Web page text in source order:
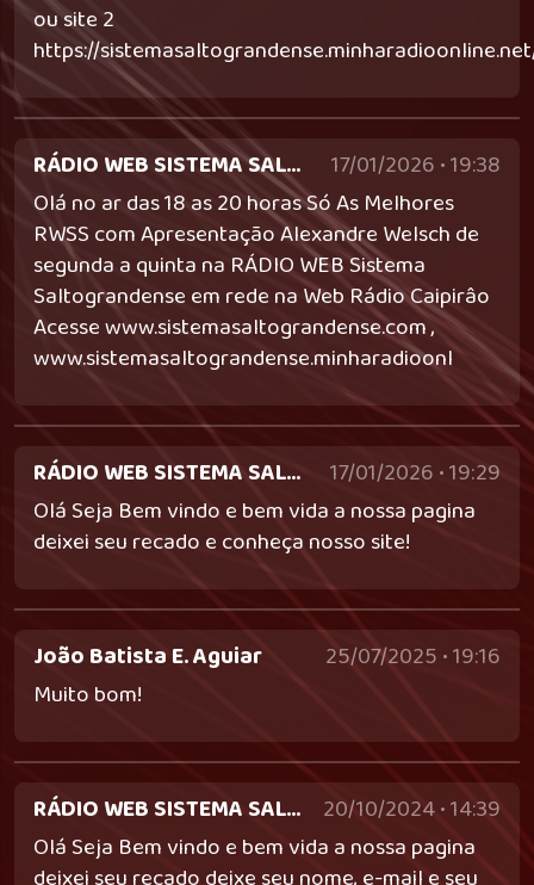
ou site 2
https://
RÁDIO WEB SISTEMA SALTOGRANDENSE
17/01/2026 • 19:38
Olá no ar das 18 as 20 horas Só As Melhores
RWSS com Apresentação Alexandre Welsch de
segunda a quinta na RÁDIO WEB Sistema
Saltograndense em rede na Web Rádio Caipirâo
Acesse www.sistemasaltograndense.com ,
www.sistemasaltograndense.minharadioonl
RÁDIO WEB SISTEMA SALTOGRANDENSE
17/01/2026 • 19:29
Olá Seja Bem vindo e bem vida a nossa pagina
deixei seu recado e conheça nosso site!
João Batista E. Aguiar
25/07/2025 • 19:16
Muito bom!
RÁDIO WEB SISTEMA SALTOGRANDENSE - sistemasaltograndense@gmail.com
20/10/2024 • 14:39
Olá Seja Bem vindo e bem vida a nossa pagina